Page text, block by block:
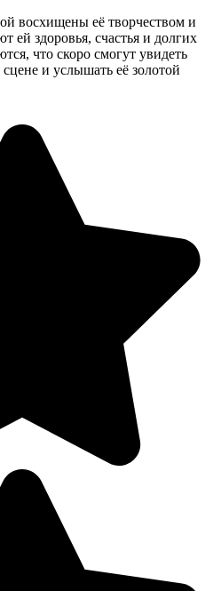
восхищены её творчеством и
ей здоровья, счастья и долгих
что скоро смогут увидеть
и услышать её золотой